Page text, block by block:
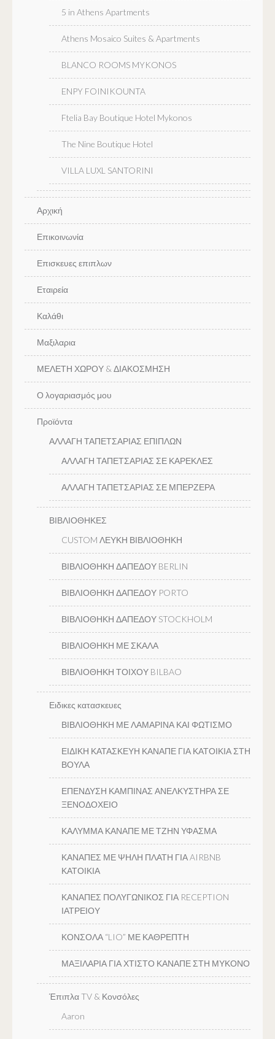
5 in Athens Apartments
Athens Mosaico Suites & Apartments
BLANCO ROOMS MYKONOS
ENPY FOINIKOUNTA
Ftelia Bay Boutique Hotel Mykonos
The Nine Boutique Hotel
VILLA LUXL SANTORINI
Αρχική
Επικοινωνία
Επισκευες επιπλων
Εταιρεία
Καλάθι
Μαξιλαρια
ΜΕΛΕΤΗ ΧΩΡΟΥ & ΔΙΑΚΟΣΜΗΣΗ
Ο λογαριασμός μου
Προϊόντα
ΑΛΛΑΓΗ ΤΑΠΕΤΣΑΡΙΑΣ ΕΠΙΠΛΩΝ
ΑΛΛΑΓΗ ΤΑΠΕΤΣΑΡΙΑΣ ΣΕ ΚΑΡΕΚΛΕΣ
ΑΛΛΑΓΗ ΤΑΠΕΤΣΑΡΙΑΣ ΣΕ ΜΠΕΡΖΕΡΑ
ΒΙΒΛΙΟΘΗΚΕΣ
CUSTOM ΛΕΥΚΗ ΒΙΒΛΙΟΘΗΚΗ
ΒΙΒΛΙΟΘΗΚΗ ΔΑΠΕΔΟΥ BERLIN
ΒΙΒΛΙΟΘΗΚΗ ΔΑΠΕΔΟΥ PORTO
ΒΙΒΛΙΟΘΗΚΗ ΔΑΠΕΔΟΥ STOCKHOLM
ΒΙΒΛΙΟΘΗΚΗ ΜΕ ΣΚΑΛΑ
ΒΙΒΛΙΟΘΗΚΗ ΤΟΙΧΟΥ BILBAO
Ειδικες κατασκευες
ΒΙΒΛΙΟΘΗΚΗ ΜΕ ΛΑΜΑΡΙΝΑ ΚΑΙ ΦΩΤΙΣΜΟ
ΕΙΔΙΚΗ ΚΑΤΑΣΚΕΥΗ ΚΑΝΑΠΕ ΓΙΑ ΚΑΤΟΙΚΙΑ ΣΤΗ
ΒΟΥΛΑ
ΕΠΕΝΔΥΣΗ ΚΑΜΠΙΝΑΣ ΑΝΕΛΚΥΣΤΗΡΑ ΣΕ
ΞΕΝΟΔΟΧΕΙΟ
ΚΑΛΥΜΜΑ ΚΑΝΑΠΕ ΜΕ ΤΖΗΝ ΥΦΑΣΜΑ
ΚΑΝΑΠΕΣ ΜΕ ΨΗΛΗ ΠΛΑΤΗ ΓΙΑ AIRBNB
ΚΑΤΟΙΚΙΑ
ΚΑΝΑΠΕΣ ΠΟΛΥΓΩΝΙΚΟΣ ΓΙΑ RECEPTION
ΙΑΤΡΕΙΟΥ
ΚΟΝΣΟΛΑ “LIO” ΜΕ ΚΑΘΡΕΠΤΗ
ΜΑΞΙΛΑΡΙΑ ΓΙΑ ΧΤΙΣΤΟ ΚΑΝΑΠΕ ΣΤΗ ΜΥΚΟΝΟ
Έπιπλα TV & Κονσόλες
Aaron